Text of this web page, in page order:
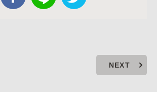
NEXT